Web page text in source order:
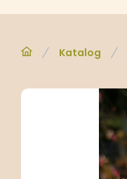
Katalog